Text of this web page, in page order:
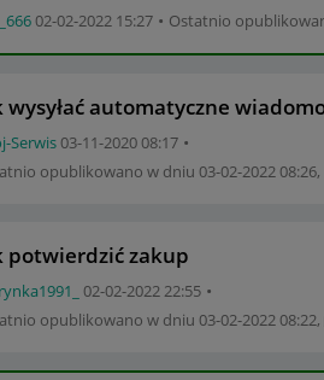
‎02-02-2022 15:27 Ostatnio
wysyłać automatyczne
Serwis‎03-11-202008:17
opublikowano w dniu ‎03-02-202208:26,
potwierdzić zakup
‎02-02-202222:55
opublikowano w dniu ‎03-02-202208:22,